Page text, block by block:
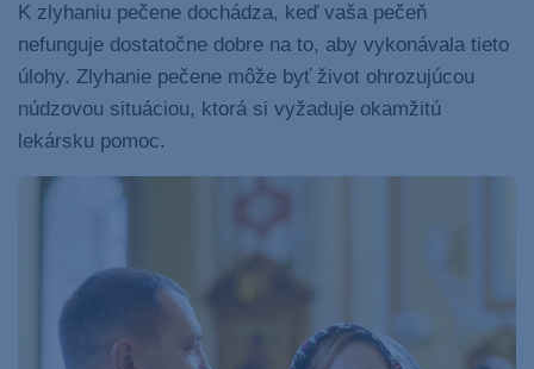
K zlyhaniu pečene dochádza, keď vaša pečeň
nefunguje dostatočne dobre na to, aby vykonávala tieto
úlohy. Zlyhanie pečene môže byť život ohrozujúcou
núdzovou situáciou, ktorá si vyžaduje okamžitú
lekársku pomoc.